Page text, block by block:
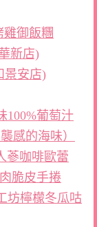
雞御飯糰
新店)
景安店)
100%葡萄汁
感的海味）
蔘咖啡歐蕾
脆皮手捲
坊檸檬冬瓜咕